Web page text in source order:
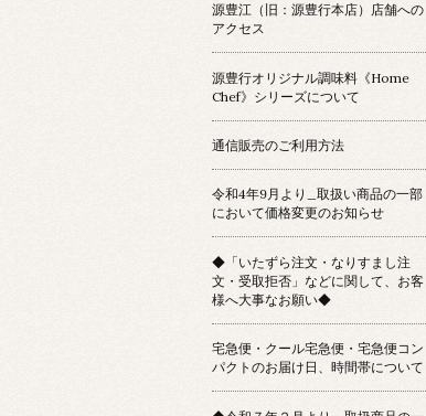
源豊江（旧：源豊行本店）店舗への
アクセス
源豊行オリジナル調味料《Home
Chef》シリーズについて
通信販売のご利用方法
令和4年9月より_取扱い商品の一部
において価格変更のお知らせ
◆「いたずら注文・なりすまし注
文・受取拒否」などに関して、お客
様へ大事なお願い◆
宅急便・クール宅急便・宅急便コン
パクトのお届け日、時間帯について